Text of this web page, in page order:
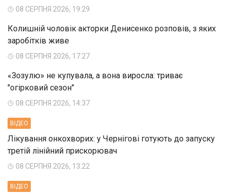
08 СЕРПНЯ 2026, 19:29
Колишній чоловік акторки Денисенко розповів, з яких
заробітків живе
08 СЕРПНЯ 2026, 17:27
«Зозулю» не купувала, а вона виросла: триває
"огірковий сезон"
08 СЕРПНЯ 2026, 14:37
ВIДЕО
Лікування онкохворих: у Чернігові готують до запуску
третій лінійний прискорювач
08 СЕРПНЯ 2026, 13:22
ВIДЕО